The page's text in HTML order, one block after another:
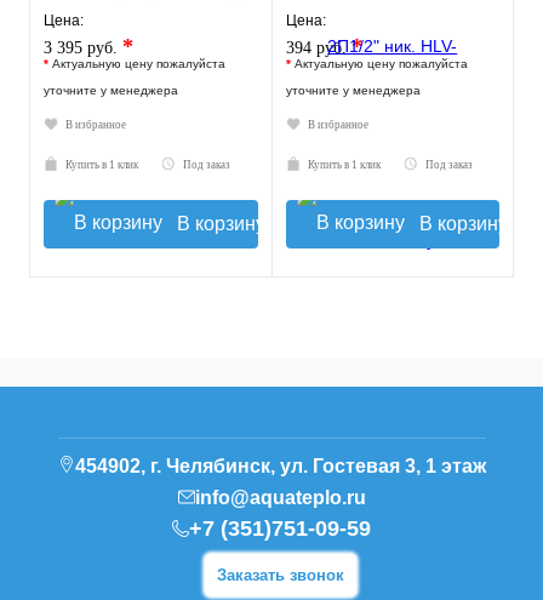
красный
Цена:
3 395 руб. *
* Актуальную цену пожалуйста
уточните у менеджера
В избранное
Купить в 1 клик Под заказ
В корзину
Цена:
394 руб.*
* Актуальную цену пожалуйста
уточните у менеджера
В избранное
Купить в 1 клик Под заказ
В корзину
454902, г. Челябинск, ул. Гостевая 3, 1 этаж
info@aquateplo.ru
+7 (351)751-09-59
Заказать звонок